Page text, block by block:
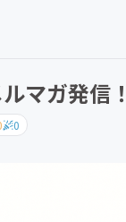
マガ発信！
0